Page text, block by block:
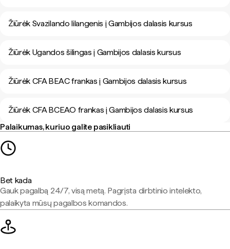
Žiūrėk Svazilando lilangenis į Gambijos dalasis kursus
Žiūrėk Ugandos šilingas į Gambijos dalasis kursus
Žiūrėk CFA BEAC frankas į Gambijos dalasis kursus
Žiūrėk CFA BCEAO frankas į Gambijos dalasis kursus
Palaikumas, kuriuo galite pasikliauti
Bet kada
Gauk pagalbą 24/7, visą metą. Pagrįsta dirbtinio intelekto,
palaikyta mūsų pagalbos komandos.